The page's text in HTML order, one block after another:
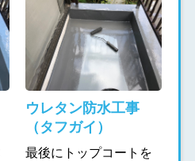
ウレタン防水工事
（タフガイ）
最後にトップコートを